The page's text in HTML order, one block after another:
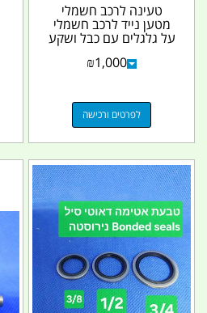
טעינה לרכב חשמלי
מטען נייד לרכב חשמלי
על גלגלים עם כבל ושקע
תקע מטען משומש...
₪1,000
לפרטים ורכישה